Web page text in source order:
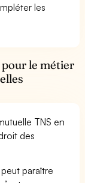
les
pour le métier
TNS en
des
paraître